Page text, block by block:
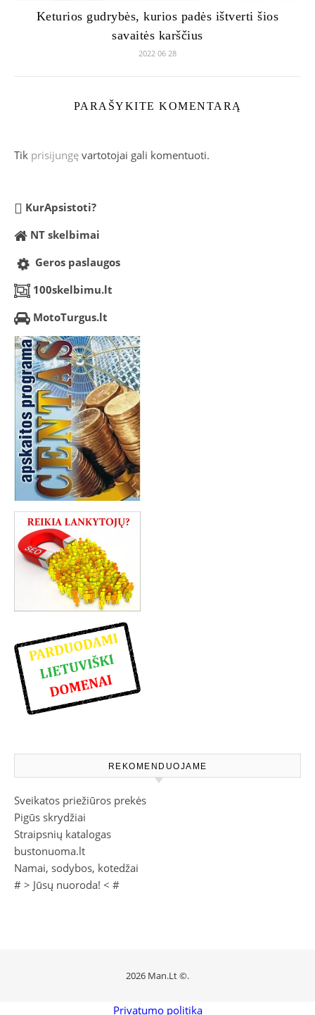
Keturios gudrybės, kurios padės ištverti šios
savaitės karščius
2022 06 28
PARAŠYKITE KOMENTARĄ
Tik prisijungę vartotojai gali komentuoti.
KurApsistoti?
NT skelbimai
Geros paslaugos
100skelbimu.lt
MotoTurgus.lt
REKOMENDUOJAME
Sveikatos priežiūros prekės
Pigūs skrydžiai
Straipsnių katalogas
bustonuoma.lt
Namai, sodybos, kotedžai
# > Jūsų nuoroda! < #
2026 Man.Lt ©.
Privatumo politika